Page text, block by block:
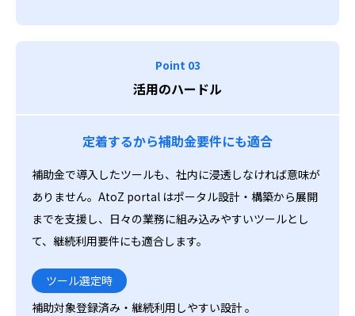
Point 03
活用のハードル
定着するから補助金要件にも適合
補助金で導入したツールも、社内に浸透しなければ意味が
ありません。AtoZ portal はポータル設計・構築から展開
までを支援し、日々の業務に組み込みやすいツールとし
て、継続利用要件にも適合します。
ツール選定時
補助対象登録済み・継続利用しやすい設計 。